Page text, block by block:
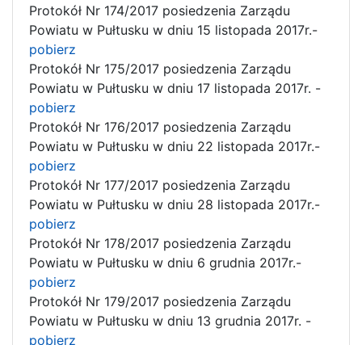
Protokół Nr 174/2017 posiedzenia Zarządu
Powiatu w Pułtusku w dniu 15 listopada 2017r.-
pobierz
Protokół Nr 175/2017 posiedzenia Zarządu
Powiatu w Pułtusku w dniu 17 listopada 2017r. -
pobierz
Protokół Nr 176/2017 posiedzenia Zarządu
Powiatu w Pułtusku w dniu 22 listopada 2017r.-
pobierz
Protokół Nr 177/2017 posiedzenia Zarządu
Powiatu w Pułtusku w dniu 28 listopada 2017r.-
pobierz
Protokół Nr 178/2017 posiedzenia Zarządu
Powiatu w Pułtusku w dniu 6 grudnia 2017r.-
pobierz
Protokół Nr 179/2017 posiedzenia Zarządu
Powiatu w Pułtusku w dniu 13 grudnia 2017r. -
pobierz